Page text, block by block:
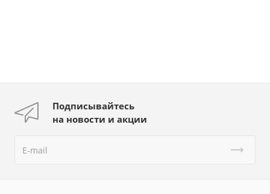
Подписывайтесь
на новости и акции